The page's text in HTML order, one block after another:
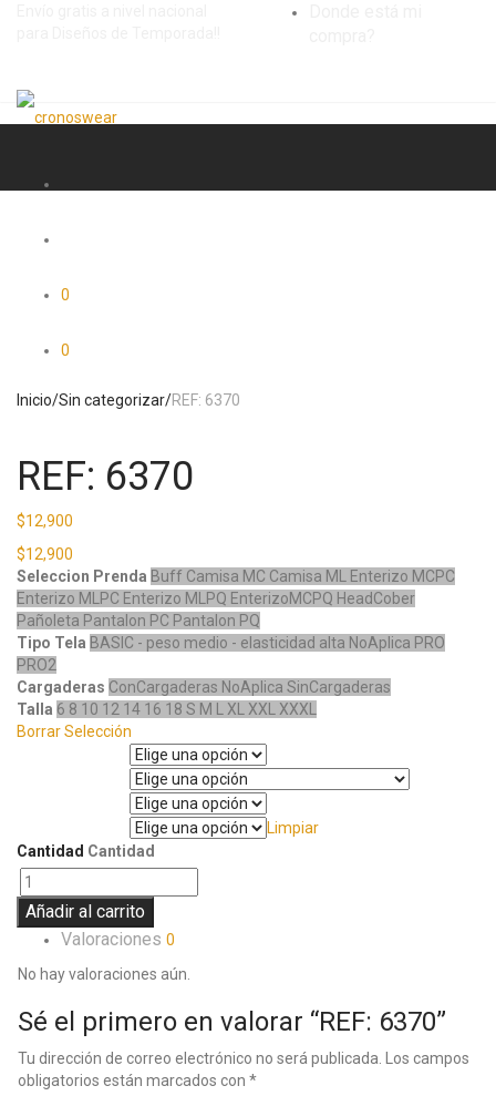
0
0
Inicio/Sin categorizar/REF: 6370
REF: 6370
$12,900
$12,900
Seleccion Prenda Buff Camisa MC Camisa ML Enterizo MCPC
Enterizo MLPC Enterizo MLPQ EnterizoMCPQ HeadCober
Pañoleta Pantalon PC Pantalon PQ
Tipo Tela BASIC - peso medio - elasticidad alta NoAplica PRO
PRO2
Cargaderas ConCargaderas NoAplica SinCargaderas
Talla 6 8 10 12 14 16 18 S M L XL XXL XXXL
Borrar Selección
Limpiar
Cantidad Cantidad
Añadir al carrito
Valoraciones 0
No hay valoraciones aún.
Sé el primero en valorar “REF: 6370”
Tu dirección de correo electrónico no será publicada. Los campos
obligatorios están marcados con *